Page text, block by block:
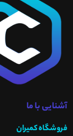
آشنایی با ما
فروشگاه کمیران